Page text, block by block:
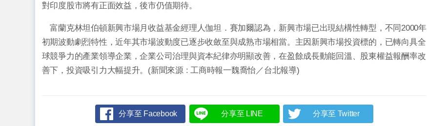
對印度股市將有正面效益，後市仍值期待。
富蘭克林坦伯頓新興市場月收益基金經理人伽坦．賽加爾認為，新興市場已出現結構性轉型，不同2000年
初期波動劇烈特性，近年其市場波動度已逐步收斂至與成熟市場相當。主因新興市場投資標的，已轉向具全
球競爭力的產業領導企業，企業公司治理與資本紀律亦明顯改善，在盈餘成長動能回溫、股東權益報酬率改
善下，投資吸引力大幅提升。(新聞來源 : 工商時報一魏喬怡／台北報導)
分享至 Facebook 分享至 LINE 分享至 Twitter